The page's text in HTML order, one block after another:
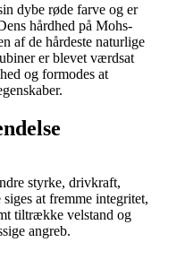
dybe røde farve og er
hårdhed på Mohs-
af de hårdeste naturlige
er blevet værdsat
og formodes at
styrke, drivkraft,
at fremme integritet,
tiltrække velstand og
angreb.